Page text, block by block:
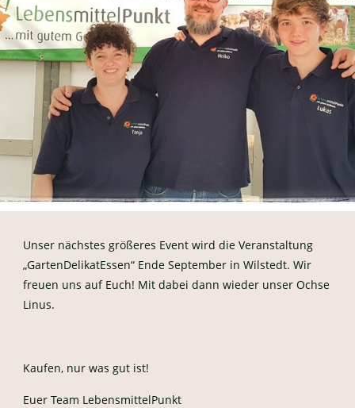
Unser nächstes größeres Event wird die Veranstaltung
„GartenDelikatEssen“ Ende September in Wilstedt. Wir
freuen uns auf Euch! Mit dabei dann wieder unser Ochse
Linus.
Kaufen, nur was gut ist!
Euer Team LebensmittelPunkt